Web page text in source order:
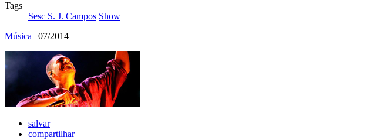
Tags
Sesc S. J. Campos Show
Música | 07/2014
salvar
compartilhar